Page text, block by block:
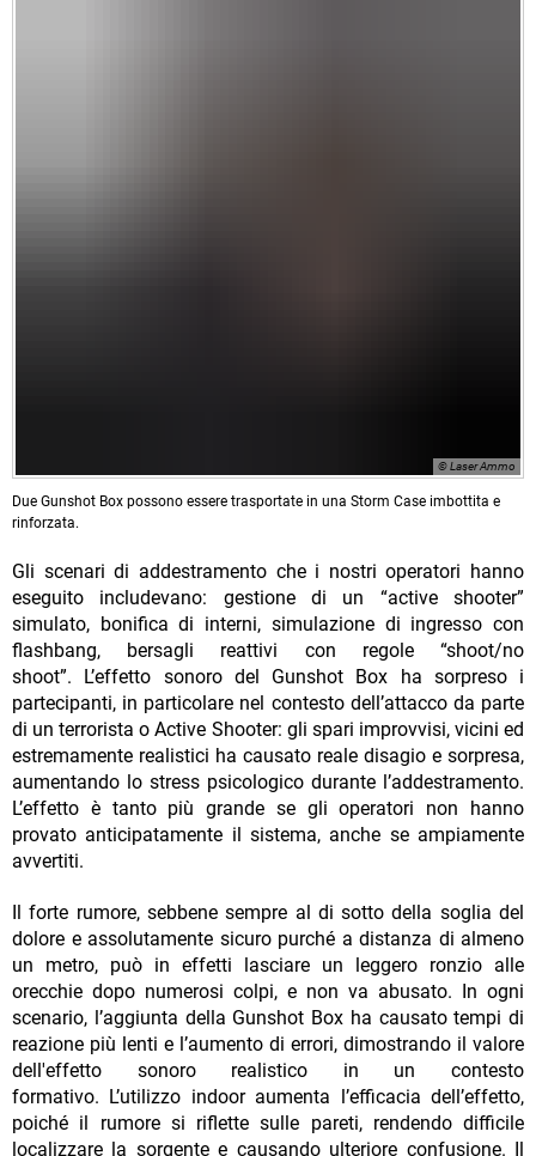
© Laser Ammo
Due Gunshot Box possono essere trasportate in una Storm Case imbottita e
rinforzata.
Gli scenari di addestramento che i nostri operatori hanno
eseguito includevano: gestione di un “active shooter”
simulato, bonifica di interni, simulazione di ingresso con
flashbang, bersagli reattivi con regole “shoot/no
shoot”. L’effetto sonoro del Gunshot Box ha sorpreso i
partecipanti, in particolare nel contesto dell’attacco da parte
di un terrorista o Active Shooter: gli spari improvvisi, vicini ed
estremamente realistici ha causato reale disagio e sorpresa,
aumentando lo stress psicologico durante l’addestramento.
L’effetto è tanto più grande se gli operatori non hanno
provato anticipatamente il sistema, anche se ampiamente
avvertiti.
Il forte rumore, sebbene sempre al di sotto della soglia del
dolore e assolutamente sicuro purché a distanza di almeno
un metro, può in effetti lasciare un leggero ronzio alle
orecchie dopo numerosi colpi, e non va abusato. In ogni
scenario, l’aggiunta della Gunshot Box ha causato tempi di
reazione più lenti e l’aumento di errori, dimostrando il valore
dell'effetto sonoro realistico in un contesto
formativo. L’utilizzo indoor aumenta l’efficacia dell’effetto,
poiché il rumore si riflette sulle pareti, rendendo difficile
localizzare la sorgente e causando ulteriore confusione. Il